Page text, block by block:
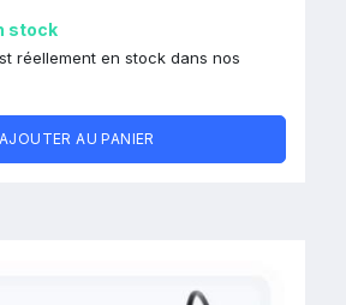
stock
réellement en stock dans nos
AJOUTER AU PANIER